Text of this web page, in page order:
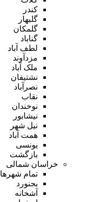
کندر
گلبهار
گلمکان
گناباد
لطف آباد
مزدآوند
ملک آباد
نشتیفان
نصرآباد
نقاب
نوخندان
نیشابور
نیل شهر
همت آباد
یونسی
بازگشت
خراسان شمالی
تمام شهر‌ها
بجنورد
آشخانه